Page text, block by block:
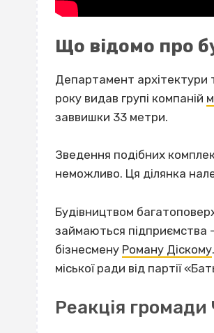
Що відомо про
Департамент архітектури
року видав групі компаній
заввишки 33 метри.
Зведення подібних
неможливо. Ця ділянка
Будівництвом
займаються підприємства
бізнесмену Роману Діскому
міської ради від партії
Реакція громади